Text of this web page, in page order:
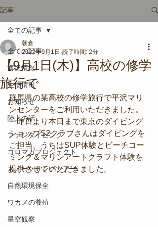
記事
全ての記事
海況情報
生物情報
お知らせ
陸上の話
ファンダイビング
コロマガプロジェクト
スノーケリングツアー
自然環境保全
ワカメの養殖
星空観察
全ての記事
【9月1日(木)】高校の修学
旅行で
朝倉
2022年9月1日 読了時間: 2分
群馬県の某高校の修学旅行で平沢マリ
ンセンターをご利用いただきました。
一昨日より本日まで東京のダイビング
ショップS2クラブさんはダイビングを
ご担当、うちはSUP体験とビーチコー
ミング＆マリンアートクラフト体験を
提供させていただきました。